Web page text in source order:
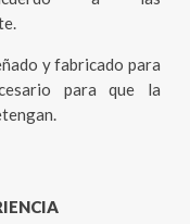
y fabricado para
para que la